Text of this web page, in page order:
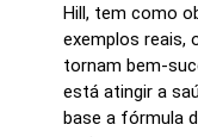
Hill, tem como
exemplos reais,
tornam bem-
está atingir a
base a fórmula